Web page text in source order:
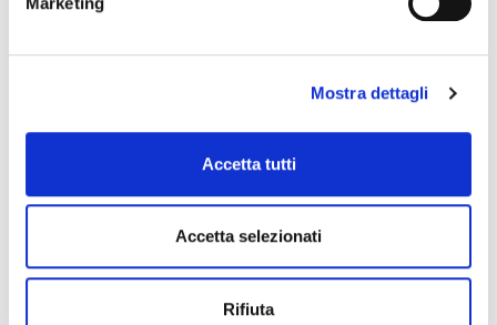
Mostra dettagli
Accetta tutti
Accetta selezionati
Rifiuta
GCR2 BK jrjr 0.20 CM
17,30 €